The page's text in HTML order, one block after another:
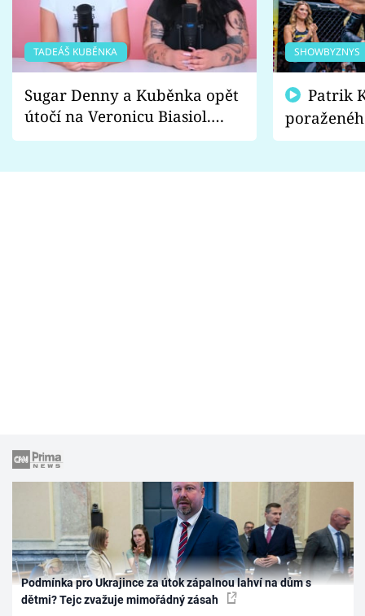
TADEÁŠ KUBĚNKA
Sugar Denny a Kuběnka opět
útočí na Veronicu Biasiol.
Proč je podle nich falešná a
SHOWBYZNYS
fanoušci
Podmínka pro Ukrajince za útok zápalnou lahví na dům s
dětmi? Tejc zvažuje mimořádný zásah